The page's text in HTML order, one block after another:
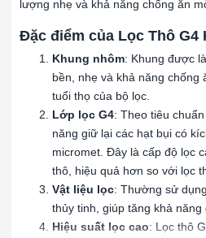
lượng nhẹ và khả năng chống ăn
Đặc điểm của Lọc Thô G4
Khung nhôm: Khung được
bền, nhẹ và khả năng chống
tuổi thọ của bộ lọc.
Lớp lọc G4: Theo tiêu
năng giữ lại các hạt bụi có
micromet. Đây là cấp độ lọc
thô, hiệu quả hơn so với lọc
Vật liệu lọc: Thường sử
thủy tinh, giúp tăng khả
Hiệu suất lọc cao: Lọc thô